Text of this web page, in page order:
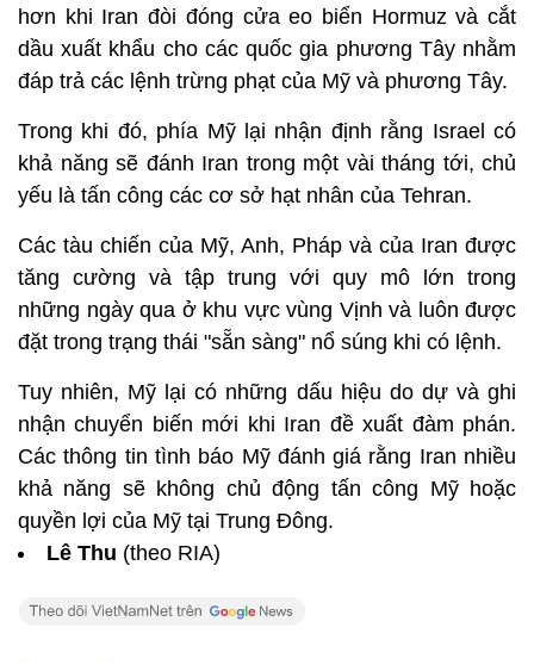
hơn khi Iran đòi đóng cửa eo biển Hormuz và cắt
dầu xuất khẩu cho các quốc gia phương Tây nhằm
đáp trả các lệnh trừng phạt của Mỹ và phương Tây.
Trong khi đó, phía Mỹ lại nhận định rằng Israel có
khả năng sẽ đánh Iran trong một vài tháng tới, chủ
yếu là tấn công các cơ sở hạt nhân của Tehran.
Các tàu chiến của Mỹ, Anh, Pháp và của Iran được
tăng cường và tập trung với quy mô lớn trong
những ngày qua ở khu vực vùng Vịnh và luôn được
đặt trong trạng thái "sẵn sàng" nổ súng khi có lệnh.
Tuy nhiên, Mỹ lại có những dấu hiệu do dự và ghi
nhận chuyển biến mới khi Iran đề xuất đàm phán.
Các thông tin tình báo Mỹ đánh giá rằng Iran nhiều
khả năng sẽ không chủ động tấn công Mỹ hoặc
quyền lợi của Mỹ tại Trung Đông.
Lê Thu (theo RIA)